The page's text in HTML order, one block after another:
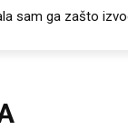
sam ga zašto